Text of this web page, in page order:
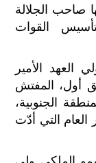
صاحب الجلالة
القوات
الأمير
أول، المفتش
الجنوبية،
التي أدّت